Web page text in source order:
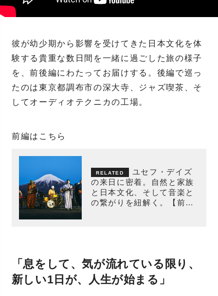
彼が幼少期から影響を受けてきた日本文化を体
験する貴重な数日間を一緒に過ごした旅の様子
を、前後編にわたってお届けする。後編で巡っ
たのは東京都調布市の深大寺、ジャズ喫茶、そ
してオーディオテクニカの工場。
前編はこちら
ユセフ・デイズ
の来日に密着。自然と家族
と日本文化、そして音楽と
の繋がりを紐解く。【前
「息をして、気が流れている限り、
新しい1日が、人生が始まる」